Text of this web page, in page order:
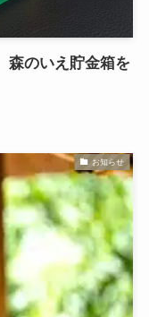
のいえ貯金箱を
お知らせ